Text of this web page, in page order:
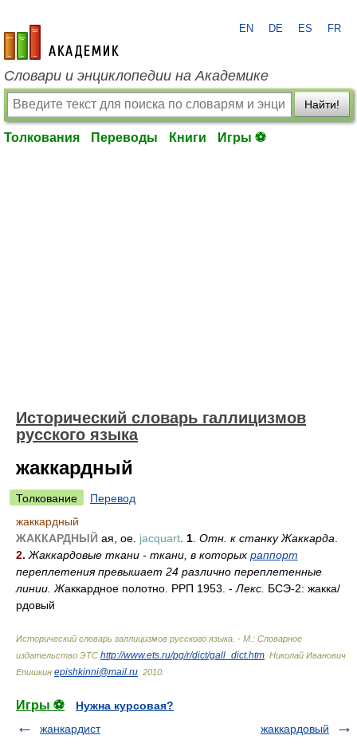
academic.ru
EN DE ES FR
Словари и энциклопедии на Академике
Найти!
Толкования Переводы Книги Игры ⚽
Исторический словарь галлицизмов
русского языка
жаккардный
Толкование
Перевод
жаккардный
ЖАККАРДНЫЙ ая, ое. jacquart 1 Отн. к станку Жаккарда
2. Жаккардовые ткани - ткани, в которых раппорт
переплетения превышает 24 различно переплетенные
линии. Жаккардное полотно. РРП 1953. - Лекс. БСЭ-2: жакка/
рдовый
Исторический словарь галлицизмов русского языка. - М.: Словарное
издательство ЭТС http://www.ets.ru/pg/r/dict/gall_dict.htm Николай Иванович
Епишкин epishkinni@mail.ru 2010
Игры ⚽
Нужна курсовая?
жанкардист
жаккардовый